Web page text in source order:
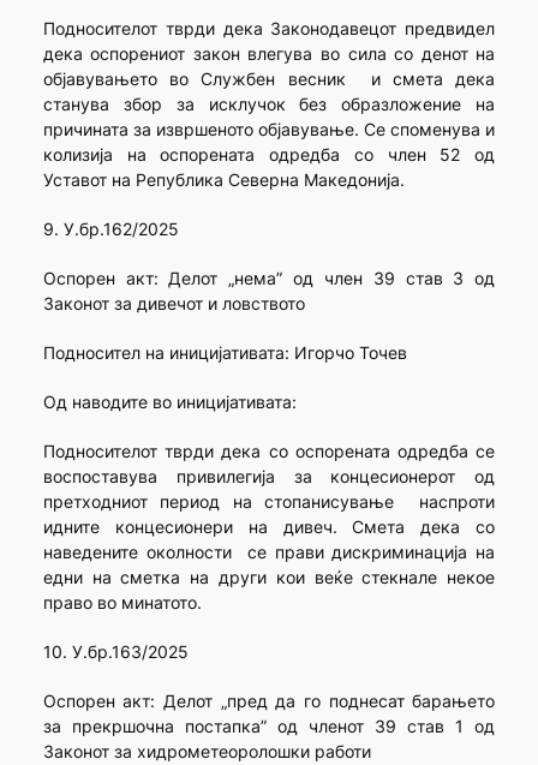
Подносителот тврди дека Законодавецот предвидел
дека оспорениот закон влегува во сила со денот на
објавувањето во Службен весник и смета дека
станува збор за исклучок без образложение на
причината за извршеното објавување. Се споменува и
колизија на оспорената одредба со член 52 од
Уставот на Република Северна Македонија.
9. У.бр.162/2025
Оспорен акт: Делот „нема” од член 39 став 3 од
Законот за дивечот и ловството
Подносител на иницијативата: Игорчо Точев
Од наводите во иницијативата:
Подносителот тврди дека со оспорената одредба се
воспоставува привилегија за концесионерот од
претходниот период на стопанисување наспроти
идните концесионери на дивеч. Смета дека со
наведените околности се прави дискриминација на
едни на сметка на други кои веќе стекнале некое
право во минатото.
10. У.бр.163/2025
Оспорен акт: Делот „пред да го поднесат барањето
за прекршочна постапка” од членот 39 став 1 од
Законот за хидрометеоролошки работи